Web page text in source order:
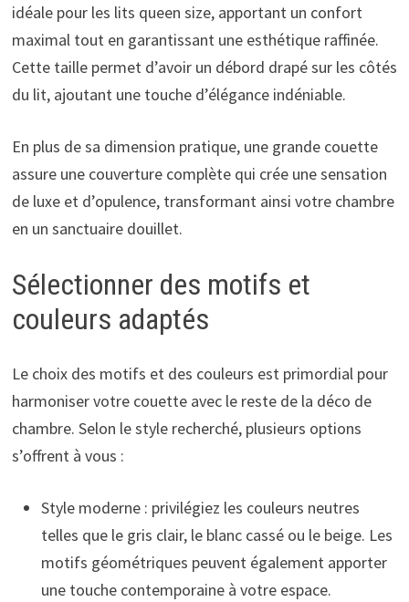
idéale pour les lits queen size, apportant un confort
maximal tout en garantissant une esthétique raffinée.
Cette taille permet d’avoir un débord drapé sur les côtés
du lit, ajoutant une touche d’élégance indéniable.
En plus de sa dimension pratique, une grande couette
assure une couverture complète qui crée une sensation
de luxe et d’opulence, transformant ainsi votre chambre
en un sanctuaire douillet.
Sélectionner des motifs et
couleurs adaptés
Le choix des motifs et des couleurs est primordial pour
harmoniser votre couette avec le reste de la déco de
chambre. Selon le style recherché, plusieurs options
s’offrent à vous :
Style moderne : privilégiez les couleurs neutres
telles que le gris clair, le blanc cassé ou le beige. Les
motifs géométriques peuvent également apporter
une touche contemporaine à votre espace.